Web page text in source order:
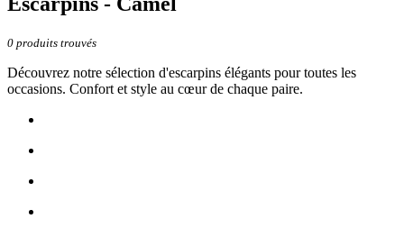
0 produits trouvés
Découvrez notre sélection d'escarpins élégants pour toutes les
occasions. Confort et style au cœur de chaque paire.